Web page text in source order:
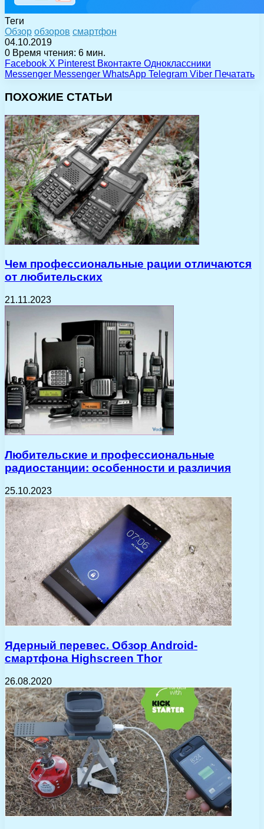
Теги
Обзор обзоров смартфон
04.10.2019
0 Время чтения: 6 мин.
Facebook X Pinterest Вконтакте Одноклассники
Messenger Messenger WhatsApp Telegram Viber Печатать
ПОХОЖИЕ СТАТЬИ
Чем профессиональные рации отличаются
от любительских
21.11.2023
Любительские и профессиональные
радиостанции: особенности и различия
25.10.2023
Ядерный перевес. Обзор Android-
смартфона Highscreen Thor
26.08.2020